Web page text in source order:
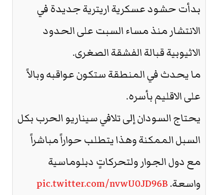
بدأت حشود عسكرية اريترية جديدة في
الانتشار منذ مساء السبت على الحدود
الاثيوبية قبالة الفشقة الصغرى.
ما يحدث في المنطقة ستكون عواقبه وبالاً
على الاقليم بأسره.
يحتاج السودان إلى تلافي سيناريو الحرب بكل
السبل الممكنة وهذا يتطلب حواراً مباشراً
مع دول الجوار ولتحركاتٍ دبلوماسية
واسعة.pic.twitter.com/nvwU0JD96B